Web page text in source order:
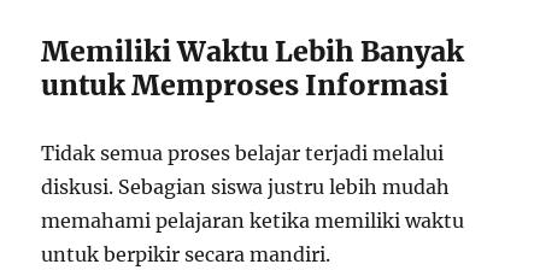
Memiliki Waktu Lebih Banyak
untuk Memproses Informasi
Tidak semua proses belajar terjadi melalui
diskusi. Sebagian siswa justru lebih mudah
memahami pelajaran ketika memiliki waktu
untuk berpikir secara mandiri.